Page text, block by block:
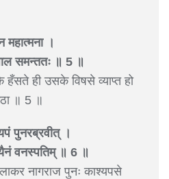
महात्मना ।
समन्ततः ॥ 5 ॥
हँसते ही उसके विषसे व्याप्त हो
॥ 5 ॥
पुनरब्रवीत् ।
वनस्पतिम् ॥ 6 ॥
नागराज पुनः काश्यपसे